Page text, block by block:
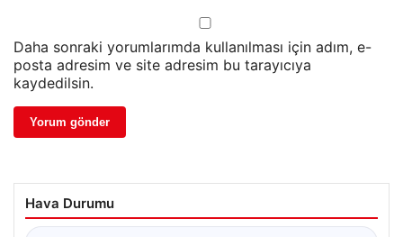
Daha sonraki yorumlarımda kullanılması için adım, e-
posta adresim ve site adresim bu tarayıcıya
kaydedilsin.
Hava Durumu